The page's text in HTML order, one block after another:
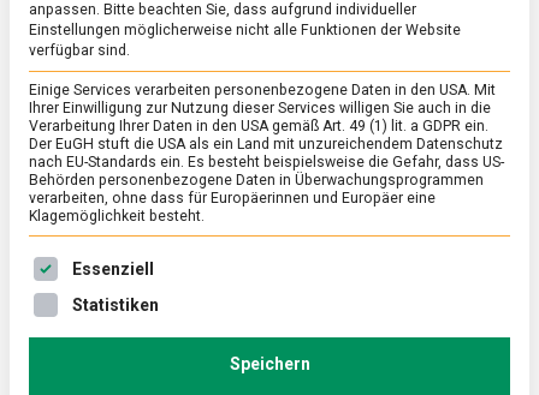
ERNÄHRUNG & GESUNDHEIT/FEATURED/KULTUR
Römische Spuren im
Kochtopf
9. Dezember 2022 Johannes Commenton
im
Jahren Geschichte die römische Herrschaft über
Europa. Welche Spuren die Römer bei uns
Lebensmittelmagazin.de im Archäologischen
anpassen. Bitte beachten Sie, dass aufgrund individueller
Einstellungen möglicherweise nicht alle Funktionen der Website
verfügbar sind.
Einige Services verarbeiten personenbezogene Daten in den USA. Mit
Ihrer Einwilligung zur Nutzung dieser Services willigen Sie auch in die
Verarbeitung Ihrer Daten in den USA gemäß Art. 49 (1) lit. a GDPR ein.
Der EuGH stuft die USA als ein Land mit unzureichendem Datenschutz
nach EU-Standards ein. Es besteht beispielsweise die Gefahr, dass US-
Behörden personenbezogene Daten in Überwachungsprogrammen
verarbeiten, ohne dass für Europäerinnen und Europäer eine
Klagemöglichkeit besteht.
Es folgt eine Liste der Service-Gruppen, für die eine
Essenziell
Statistiken
Speichern